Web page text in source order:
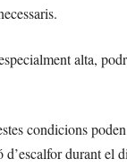
alta,
condicions
durant el